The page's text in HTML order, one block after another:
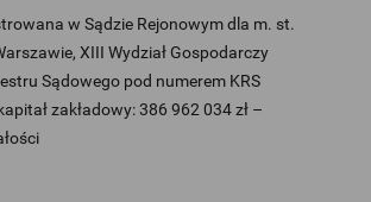
w Sądzie Rejonowym dla m. st.
XIII Wydział Gospodarczy
Sądowego pod numerem KRS
zakładowy: 386 962 034 zł –